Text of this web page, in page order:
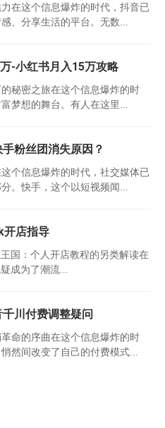
在这个信息爆炸的时代，抖音已
、分享生活的平台。无数...
-小红书月入15万攻略
秘密之旅在这个信息爆炸的时
梦想的舞台。有人在这里...
粉丝团消失原因？
个信息爆炸的时代，社交媒体已
。快手，这个以短视频闻...
店指导
国：个人开店教程的另类解读在
成为了潮流...
川付费调整疑问
命的序曲在这个信息爆炸的时
然间改变了自己的付费模式...